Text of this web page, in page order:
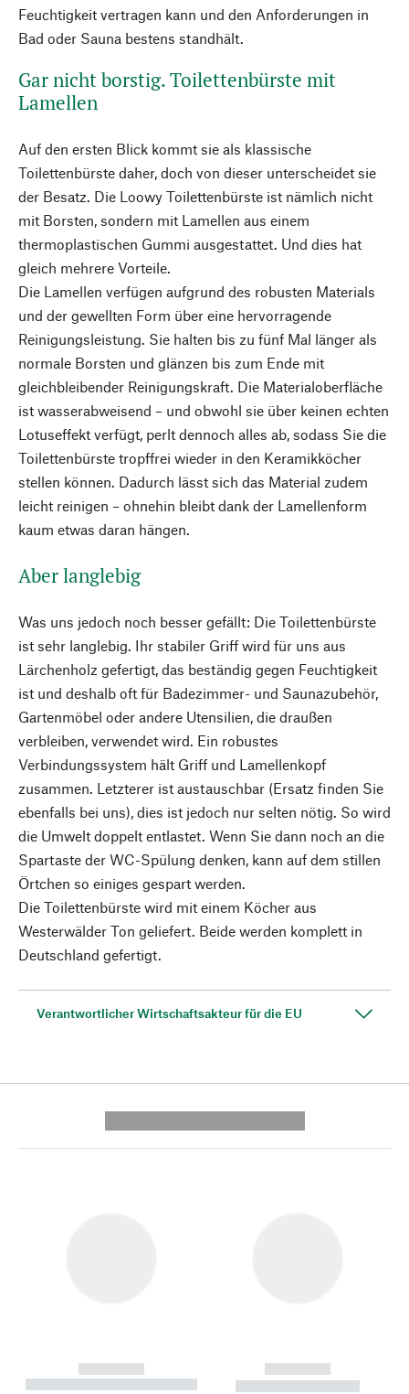
Feuchtigkeit vertragen kann und den Anforderungen in
Bad oder Sauna bestens standhält.
Gar nicht borstig. Toilettenbürste mit
Lamellen
Auf den ersten Blick kommt sie als klassische
Toilettenbürste daher, doch von dieser unterscheidet sie
der Besatz. Die Loowy Toilettenbürste ist nämlich nicht
mit Borsten, sondern mit Lamellen aus einem
thermoplastischen Gummi ausgestattet. Und dies hat
gleich mehrere Vorteile.
Die Lamellen verfügen aufgrund des robusten Materials
und der gewellten Form über eine hervorragende
Reinigungsleistung. Sie halten bis zu fünf Mal länger als
normale Borsten und glänzen bis zum Ende mit
gleichbleibender Reinigungskraft. Die Materialoberfläche
ist wasserabweisend – und obwohl sie über keinen echten
Lotuseffekt verfügt, perlt dennoch alles ab, sodass Sie die
Toilettenbürste tropffrei wieder in den Keramikköcher
stellen können. Dadurch lässt sich das Material zudem
leicht reinigen – ohnehin bleibt dank der Lamellenform
kaum etwas daran hängen.
Aber langlebig
Was uns jedoch noch besser gefällt: Die Toilettenbürste
ist sehr langlebig. Ihr stabiler Griff wird für uns aus
Lärchenholz gefertigt, das beständig gegen Feuchtigkeit
ist und deshalb oft für Badezimmer- und Saunazubehör,
Gartenmöbel oder andere Utensilien, die draußen
verbleiben, verwendet wird. Ein robustes
Verbindungssystem hält Griff und Lamellenkopf
zusammen. Letzterer ist austauschbar (Ersatz finden Sie
ebenfalls bei uns), dies ist jedoch nur selten nötig. So wird
die Umwelt doppelt entlastet. Wenn Sie dann noch an die
Spartaste der WC-Spülung denken, kann auf dem stillen
Örtchen so einiges gespart werden.
Die Toilettenbürste wird mit einem Köcher aus
Westerwälder Ton geliefert. Beide werden komplett in
Deutschland gefertigt.
Verantwortlicher Wirtschaftsakteur für die EU
------------
----------- ----------- --------
------------
----------- -----------